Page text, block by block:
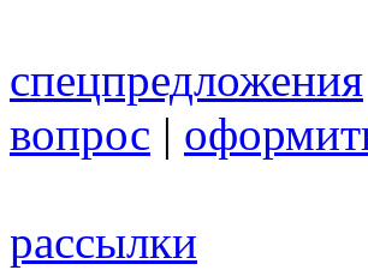
спецпредложения
вопрос |
рассылки